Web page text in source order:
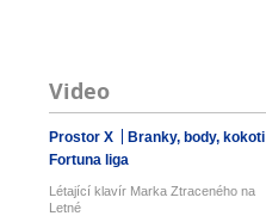
Video
Prostor X
Branky, body, kokoti
Fortuna liga
Létající klavír Marka Ztraceného na
Letné